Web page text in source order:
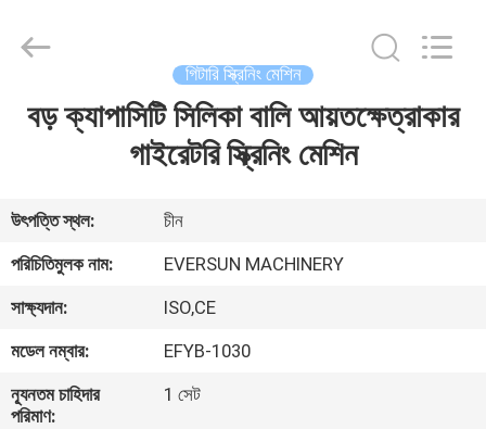
বাড়ি
VR
প্রদর্শন
আমাদের
সম্পর্কে
গিটারি স্ক্রিনিং মেশিন
বড় ক্যাপাসিটি সিলিকা বালি আয়তক্ষেত্রাকার
গাইরেটরি স্ক্রিনিং মেশিন
উৎপত্তি স্থল:
চীন
পরিচিতিমুলক নাম:
EVERSUN MACHINERY
সাক্ষ্যদান:
ISO,CE
মডেল নম্বার:
EFYB-1030
ন্যূনতম চাহিদার
পরিমাণ:
1 সেট